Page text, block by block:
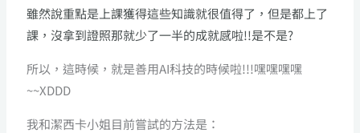
雖然說重點是上課獲得這些知識就很值得了，但是都上了
課，沒拿到證照那就少了一半的成就感啦!!是不是?
所以，這時候，就是善用AI科技的時候啦!!!嘿嘿嘿嘿
~~XDDD
我和潔西卡小姐目前嘗試的方法是：